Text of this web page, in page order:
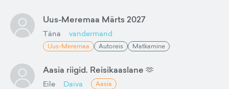
Uus-Meremaa Märts 2027
Täna vandermand
Uus-Meremaa Autoreis Matkamine
Aasia riigid. Reisikaaslane 🫶
Eile Daiva Aasia